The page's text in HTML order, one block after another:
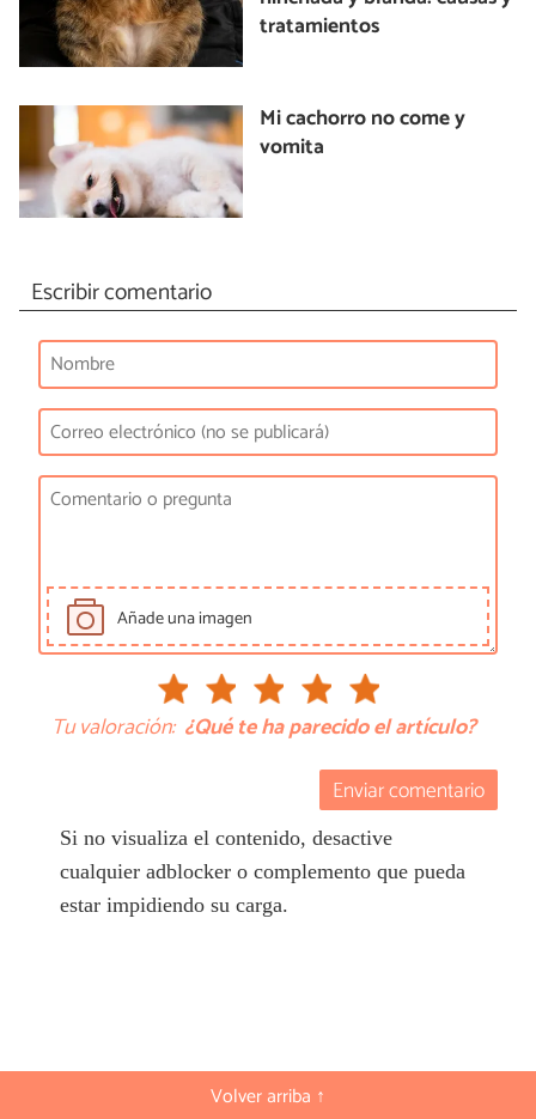
tratamientos
Mi cachorro no come y
vomita
Escribir comentario
Añade una imagen
Tu valoración: ¿Qué te ha parecido el artículo?
Enviar comentario
Si no visualiza el contenido, desactive
cualquier adblocker o complemento que pueda
estar impidiendo su carga.
Volver arriba ↑